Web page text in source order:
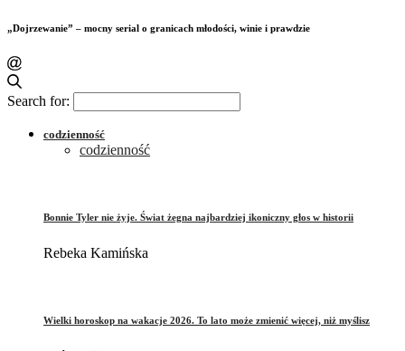
„Dojrzewanie” – mocny serial o granicach młodości, winie i prawdzie
Search for:
codzienność
codzienność
Bonnie Tyler nie żyje. Świat żegna najbardziej ikoniczny głos w historii
Rebeka Kamińska
Wielki horoskop na wakacje 2026. To lato może zmienić więcej, niż myślisz